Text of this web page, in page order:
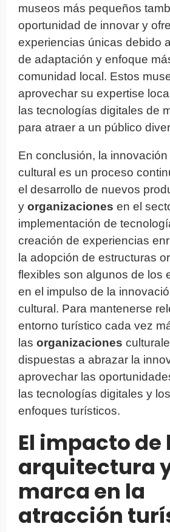
museos más pequeños
oportunidad de innovar y
experiencias únicas debido
de adaptación y enfoque
comunidad local. Estos
aprovechar su expertise
las tecnologías digitales de
para atraer a un público
En conclusión, la
cultural es un proceso
el desarrollo de nuevos
y organizaciones en el
implementación de
creación de experiencias
la adopción de estructuras
flexibles son algunos de los
en el impulso de la
cultural. Para mantenerse
entorno turístico cada vez
las organizaciones
dispuestas a abrazar la
aprovechar las
las tecnologías digitales y
enfoques turísticos.
El impacto de
arquitectura
marca en la
atracción